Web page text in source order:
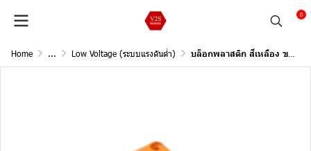
0
Home ... Low Voltage (ระบบแรงดันต่ำ) บล็อกพลาสติก สีเหลือง ขนาด 22 mm.